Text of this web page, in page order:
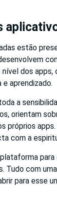
estão
dos apps,
aprendizado.
a
orientam
com a
Tudo com
para esse